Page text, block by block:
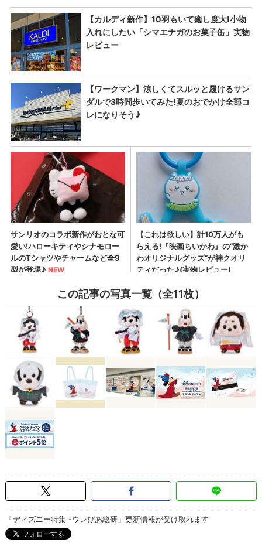
この記事の写真一覧（全11枚）
「ディズニー特集 -ウレぴあ総研」更新情報が受け取れます